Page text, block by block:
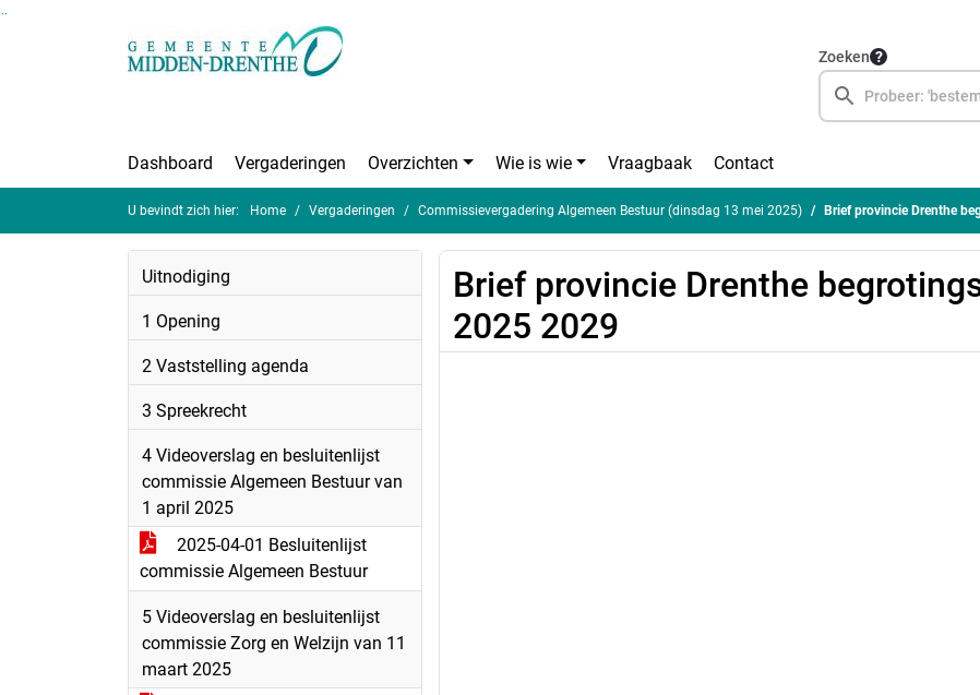
Zoeken
Dashboard Vergaderingen Overzichten Wie is wie Vraagbaak Contact
U bevindt zich hier: Home Vergaderingen Commissievergadering Algemeen Bestuur (dinsdag 13 mei 2025) Brief provincie Drenthe
Uitnodiging
1 Opening
2 Vaststelling agenda
3 Spreekrecht
4 Videoverslag en besluitenlijst
commissie Algemeen Bestuur van
1 april 2025
2025-04-01 Besluitenlijst
commissie Algemeen Bestuur
5 Videoverslag en besluitenlijst
commissie Zorg en Welzijn van 11
maart 2025
Brief provincie Drenthe
2025 2029